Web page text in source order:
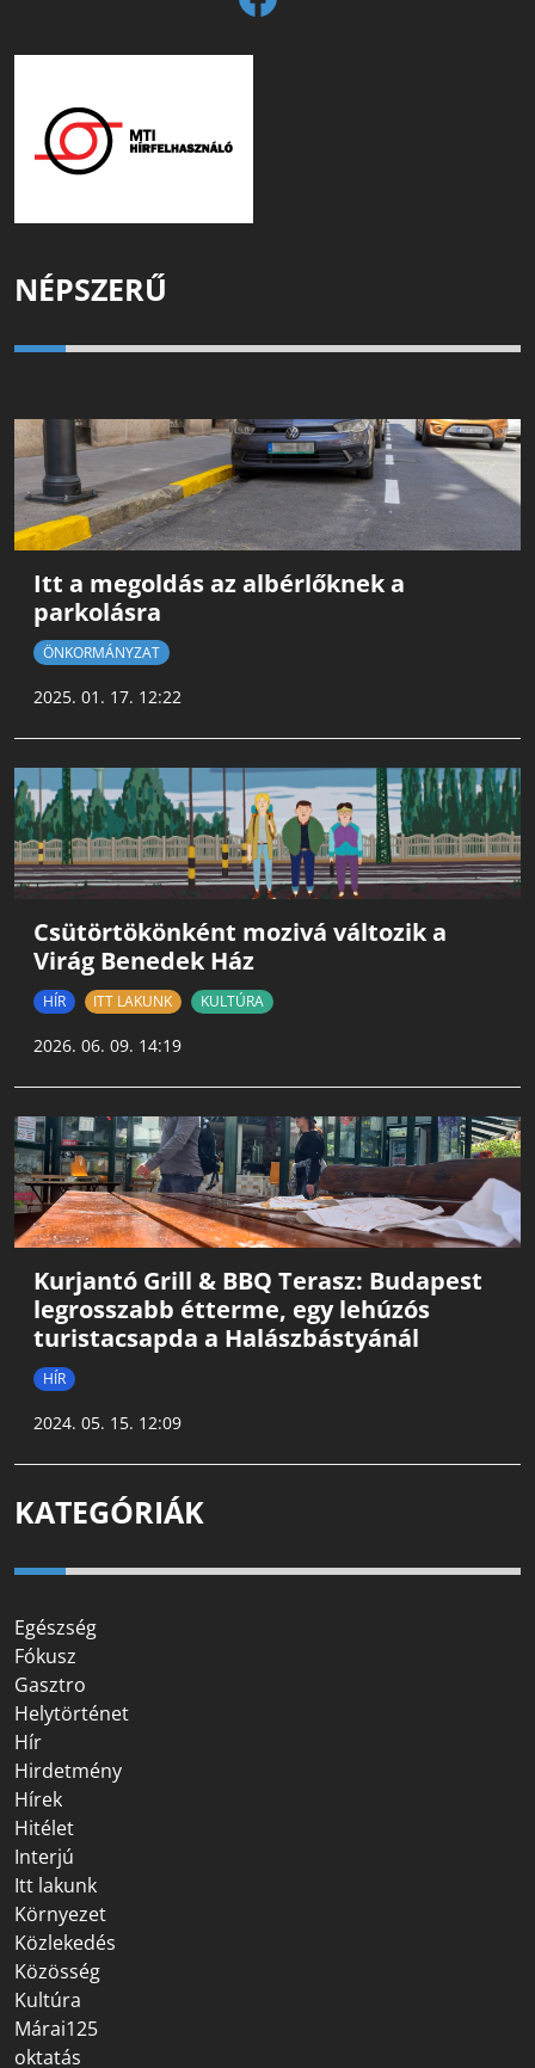
NÉPSZERŰ
Itt a megoldás az albérlőknek a
parkolásra
ÖNKORMÁNYZAT
2025. 01. 17. 12:22
Csütörtökönként mozivá változik a
Virág Benedek Ház
HÍR ITT LAKUNK KULTÚRA
2026. 06. 09. 14:19
Kurjantó Grill & BBQ Terasz: Budapest
legrosszabb étterme, egy lehúzós
turistacsapda a Halászbástyánál
HÍR
2024. 05. 15. 12:09
KATEGÓRIÁK
Egészség
Fókusz
Gasztro
Helytörténet
Hír
Hirdetmény
Hírek
Hitélet
Interjú
Itt lakunk
Környezet
Közlekedés
Közösség
Kultúra
Márai125
oktatás